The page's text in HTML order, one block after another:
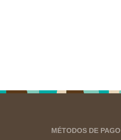
MÉTODOS DE PAGO